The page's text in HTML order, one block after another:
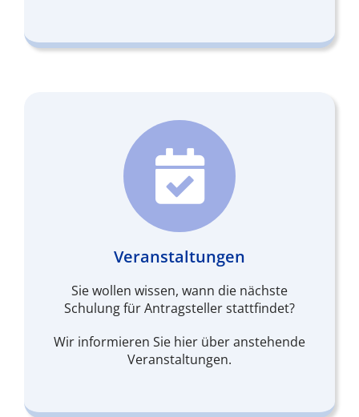
Veranstaltungen
Sie wollen wissen, wann die nächste
Schulung für Antragsteller stattfindet?
Wir informieren Sie hier über anstehende
Veranstaltungen.